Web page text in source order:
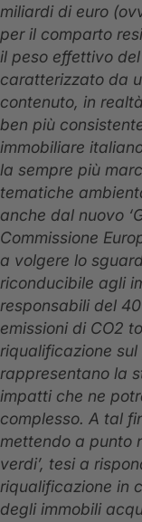
miliardi di euro
per il comparto
il peso effettivo
caratterizzato da
contenuto, in
ben più
immobiliare
la sempre più
tematiche
anche dal nuovo
Commissione
a volgere lo
riconducibile agli
responsabili del
emissioni di CO2
riqualificazione
rappresentano la
impatti che ne
complesso. A tal
mettendo a punto
verdi’, tesi a
riqualificazione in
degli immobili